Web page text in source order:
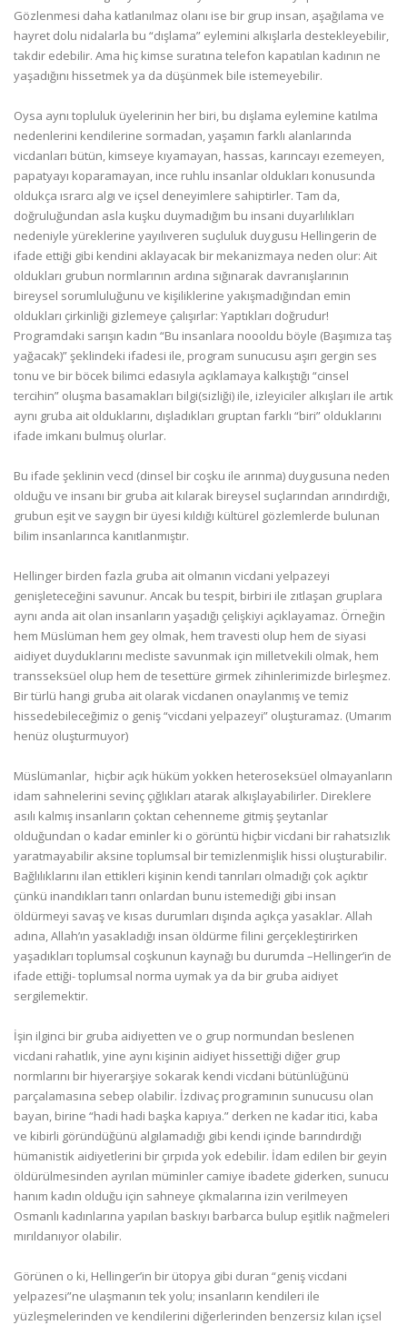
Gözlenmesi daha katlanılmaz olanı ise bir grup insan, aşağılama ve
hayret dolu nidalarla bu “dışlama” eylemini alkışlarla destekleyebilir,
takdir edebilir. Ama hiç kimse suratına telefon kapatılan kadının ne
yaşadığını hissetmek ya da düşünmek bile istemeyebilir.
Oysa aynı topluluk üyelerinin her biri, bu dışlama eylemine katılma
nedenlerini kendilerine sormadan, yaşamın farklı alanlarında
vicdanları bütün, kimseye kıyamayan, hassas, karıncayı ezemeyen,
papatyayı koparamayan, ince ruhlu insanlar oldukları konusunda
oldukça ısrarcı algı ve içsel deneyimlere sahiptirler. Tam da,
doğruluğundan asla kuşku duymadığım bu insani duyarlılıkları
nedeniyle yüreklerine yayılıveren suçluluk duygusu Hellingerin de
ifade ettiği gibi kendini aklayacak bir mekanizmaya neden olur: Ait
oldukları grubun normlarının ardına sığınarak davranışlarının
bireysel sorumluluğunu ve kişiliklerine yakışmadığından emin
oldukları çirkinliği gizlemeye çalışırlar: Yaptıkları doğrudur!
Programdaki sarışın kadın “Bu insanlara noooldu böyle (Başımıza taş
yağacak)” şeklindeki ifadesi ile, program sunucusu aşırı gergin ses
tonu ve bir böcek bilimci edasıyla açıklamaya kalkıştığı “cinsel
tercihin” oluşma basamakları bilgi(sizliği) ile, izleyiciler alkışları ile artık
aynı gruba ait olduklarını, dışladıkları gruptan farklı “biri” olduklarını
ifade imkanı bulmuş olurlar.
Bu ifade şeklinin vecd (dinsel bir coşku ile arınma) duygusuna neden
olduğu ve insanı bir gruba ait kılarak bireysel suçlarından arındırdığı,
grubun eşit ve saygın bir üyesi kıldığı kültürel gözlemlerde bulunan
bilim insanlarınca kanıtlanmıştır.
Hellinger birden fazla gruba ait olmanın vicdani yelpazeyi
genişleteceğini savunur. Ancak bu tespit, birbiri ile zıtlaşan gruplara
aynı anda ait olan insanların yaşadığı çelişkiyi açıklayamaz. Örneğin
hem Müslüman hem gey olmak, hem travesti olup hem de siyasi
aidiyet duyduklarını mecliste savunmak için milletvekili olmak, hem
transseksüel olup hem de tesettüre girmek zihinlerimizde birleşmez.
Bir türlü hangi gruba ait olarak vicdanen onaylanmış ve temiz
hissedebileceğimiz o geniş “vicdani yelpazeyi” oluşturamaz. (Umarım
henüz oluşturmuyor)
Müslümanlar, hiçbir açık hüküm yokken heteroseksüel olmayanların
idam sahnelerini sevinç çığlıkları atarak alkışlayabilirler. Direklere
asılı kalmış insanların çoktan cehenneme gitmiş şeytanlar
olduğundan o kadar eminler ki o görüntü hiçbir vicdani bir rahatsızlık
yaratmayabilir aksine toplumsal bir temizlenmişlik hissi oluşturabilir.
Bağlılıklarını ilan ettikleri kişinin kendi tanrıları olmadığı çok açıktır
çünkü inandıkları tanrı onlardan bunu istemediği gibi insan
öldürmeyi savaş ve kısas durumları dışında açıkça yasaklar. Allah
adına, Allah’ın yasakladığı insan öldürme filini gerçekleştirirken
yaşadıkları toplumsal coşkunun kaynağı bu durumda –Hellinger’in de
ifade ettiği- toplumsal norma uymak ya da bir gruba aidiyet
sergilemektir.
İşin ilginci bir gruba aidiyetten ve o grup normundan beslenen
vicdani rahatlık, yine aynı kişinin aidiyet hissettiği diğer grup
normlarını bir hiyerarşiye sokarak kendi vicdani bütünlüğünü
parçalamasına sebep olabilir. İzdivaç programının sunucusu olan
bayan, birine “hadi hadi başka kapıya.” derken ne kadar itici, kaba
ve kibirli göründüğünü algılamadığı gibi kendi içinde barındırdığı
hümanistik aidiyetlerini bir çırpıda yok edebilir. İdam edilen bir geyin
öldürülmesinden ayrılan müminler camiye ibadete giderken, sunucu
hanım kadın olduğu için sahneye çıkmalarına izin verilmeyen
Osmanlı kadınlarına yapılan baskıyı barbarca bulup eşitlik nağmeleri
mırıldanıyor olabilir.
Görünen o ki, Hellinger’in bir ütopya gibi duran “geniş vicdani
yelpazesi”ne ulaşmanın tek yolu; insanların kendileri ile
yüzleşmelerinden ve kendilerini diğerlerinden benzersiz kılan içsel